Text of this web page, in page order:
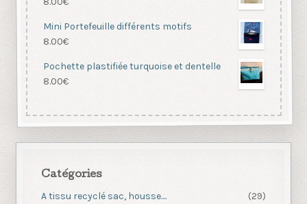
Mini Portefeuille différents motifs
8.00€
Pochette plastifiée turquoise et dentelle
8.00€
Catégories
A tissu recyclé sac, housse....
(29)